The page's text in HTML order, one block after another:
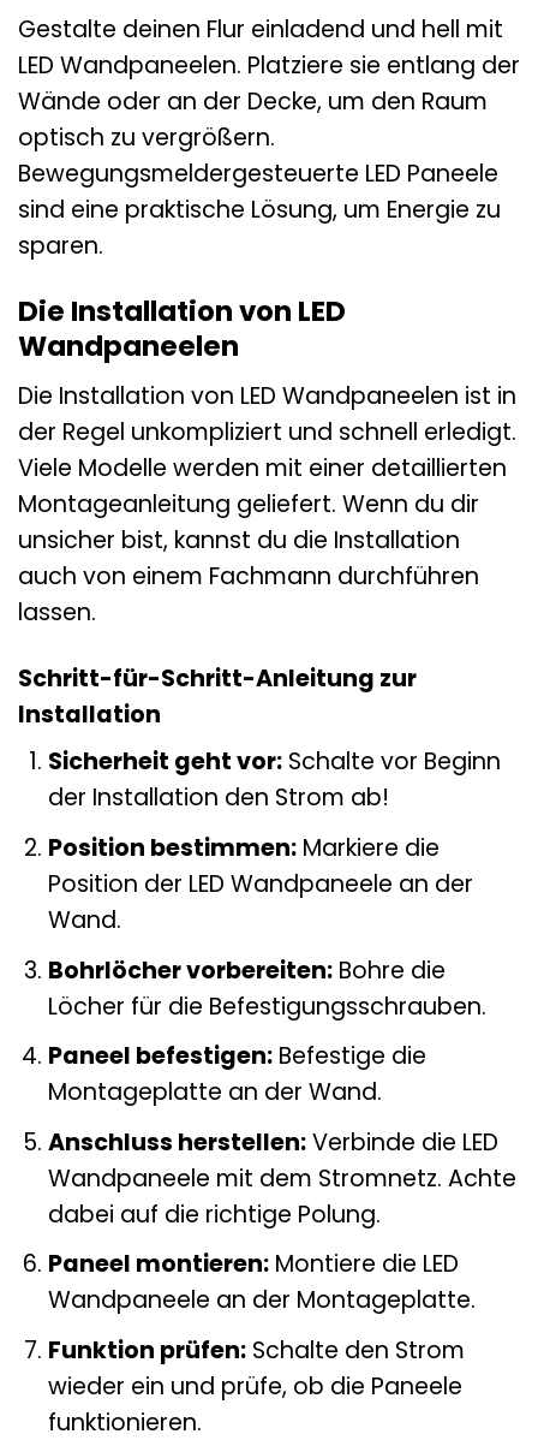
Gestalte deinen Flur einladend und hell mit
LED Wandpaneelen. Platziere sie entlang der
Wände oder an der Decke, um den Raum
optisch zu vergrößern.
Bewegungsmeldergesteuerte LED Paneele
sind eine praktische Lösung, um Energie zu
sparen.
Die Installation von LED
Wandpaneelen
Die Installation von LED Wandpaneelen ist in
der Regel unkompliziert und schnell erledigt.
Viele Modelle werden mit einer detaillierten
Montageanleitung geliefert. Wenn du dir
unsicher bist, kannst du die Installation
auch von einem Fachmann durchführen
lassen.
Schritt-für-Schritt-Anleitung zur
Installation
Sicherheit geht vor:Schalte vor Beginn
der Installation den Strom ab!
Position bestimmen:Markiere die
Position der LED Wandpaneele an der
Wand.
Bohrlöcher vorbereiten:Bohre die
Löcher für die Befestigungsschrauben.
Paneel befestigen:Befestige die
Montageplatte an der Wand.
Anschluss herstellen:Verbinde die LED
Wandpaneele mit dem Stromnetz. Achte
dabei auf die richtige Polung.
Paneel montieren:Montiere die LED
Wandpaneele an der Montageplatte.
Funktion prüfen:Schalte den Strom
wieder ein und prüfe, ob die Paneele
funktionieren.